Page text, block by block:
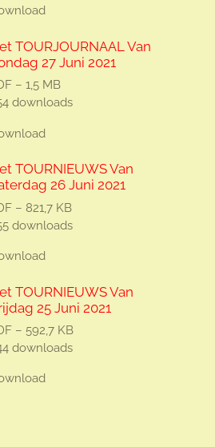
TOURJOURNAAL Van
27 Juni 2021
– 1,5 MB
downloads
TOURNIEUWS Van
26 Juni 2021
– 821,7 KB
downloads
TOURNIEUWS Van
25 Juni 2021
– 592,7 KB
downloads